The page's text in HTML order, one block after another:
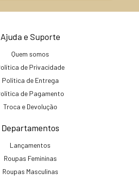
Ajuda e Suporte
Quem somos
de Privacidade
Política de Entrega
de Pagamento
Troca e Devolução
Departamentos
Lançamentos
Roupas Femininas
Roupas Masculinas